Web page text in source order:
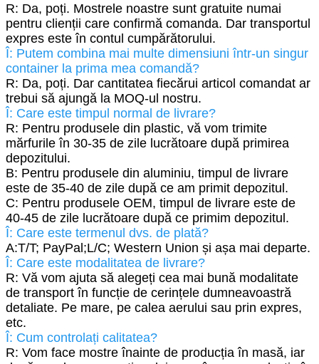
R: Da, poți. Mostrele noastre sunt gratuite numai
pentru clienții care confirmă comanda. Dar transportul
expres este în contul cumpărătorului.
Î: Putem combina mai multe dimensiuni într-un singur
container la prima mea comandă?
R: Da, poți. Dar cantitatea fiecărui articol comandat ar
trebui să ajungă la MOQ-ul nostru.
Î: Care este timpul normal de livrare?
R: Pentru produsele din plastic, vă vom trimite
mărfurile în 30-35 de zile lucrătoare după primirea
depozitului.
B: Pentru produsele din aluminiu, timpul de livrare
este de 35-40 de zile după ce am primit depozitul.
C: Pentru produsele OEM, timpul de livrare este de
40-45 de zile lucrătoare după ce primim depozitul.
Î: Care este termenul dvs. de plată?
A:T/T; PayPal;L/C; Western Union și așa mai departe.
Î: Care este modalitatea de livrare?
R: Vă vom ajuta să alegeți cea mai bună modalitate
de transport în funcție de cerințele dumneavoastră
detaliate. Pe mare, pe calea aerului sau prin expres,
etc.
Î: Cum controlați calitatea?
R: Vom face mostre înainte de producția în masă, iar